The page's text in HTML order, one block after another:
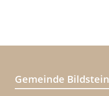
Gemeinde Bildstein